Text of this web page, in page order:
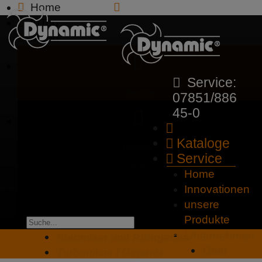
Home
toTop
Menu
Dynamic
Service:
07851/886
45-0
Kataloge
Service
Home
Innovationen
unsere
Produkte
Stabmixer und Rührgeräte
Produkte